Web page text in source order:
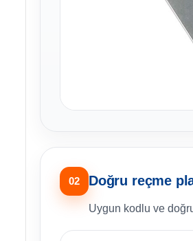
02 Doğru reçme
Uygun kodlu ve